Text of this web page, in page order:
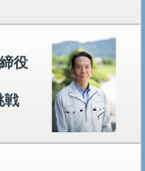
役
戦